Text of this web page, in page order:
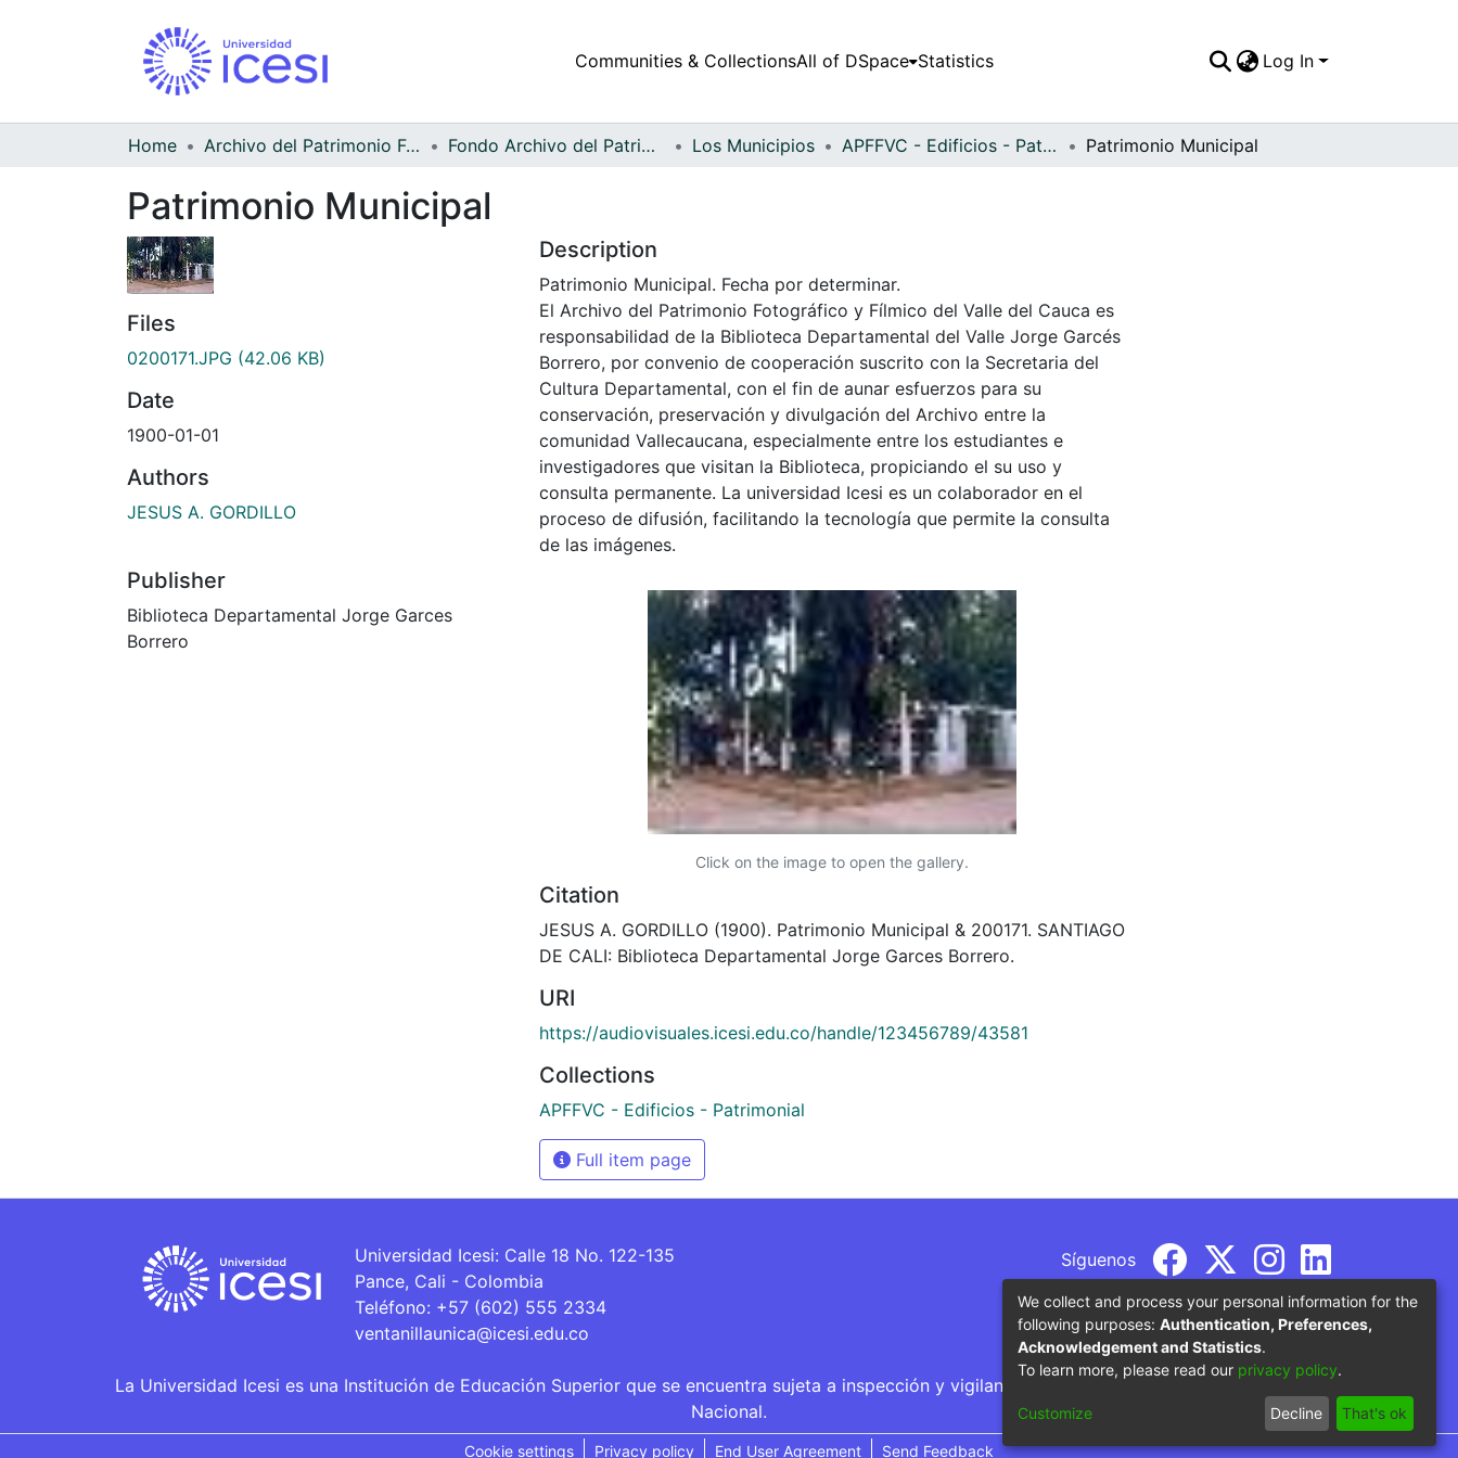
Communities & CollectionsAll of DSpace Statistics Log In
Home Archivo del Patrimonio Fotográfico y Fílmico del Valle del Cauca Fondo Archivo del Patrimonio Fotográfico y Fílmico del Valle del Cauca Los Municipios APFFVC - Edificios - Patrimonial Patrimonio Municipal
Patrimonio Municipal
Files
0200171.JPG (42.06 KB)
Date
1900-01-01
Authors
JESUS A. GORDILLO
Publisher
Biblioteca Departamental Jorge Garces
Borrero
Description
Patrimonio Municipal. Fecha por determinar.
El Archivo del Patrimonio Fotográfico y Fílmico del Valle del Cauca es
responsabilidad de la Biblioteca Departamental del Valle Jorge Garcés
Borrero, por convenio de cooperación suscrito con la Secretaria del
Cultura Departamental, con el fin de aunar esfuerzos para su
conservación, preservación y divulgación del Archivo entre la
comunidad Vallecaucana, especialmente entre los estudiantes e
investigadores que visitan la Biblioteca, propiciando el su uso y
consulta permanente. La universidad Icesi es un colaborador en el
proceso de difusión, facilitando la tecnología que permite la consulta
de las imágenes.
Click on the image to open the gallery.
Citation
JESUS A. GORDILLO (1900). Patrimonio Municipal & 200171. SANTIAGO
DE CALI: Biblioteca Departamental Jorge Garces Borrero.
URI
https://audiovisuales.icesi.edu.co/handle/123456789/43581
Collections
APFFVC - Edificios - Patrimonial
Full item page
Universidad Icesi: Calle 18 No. 122-135
Pance, Cali - Colombia
Teléfono: +57 (602) 555 2334
ventanillaunica@icesi.edu.co
Síguenos
La Universidad Icesi es una Institución de Educación Superior que se encuentra sujeta a inspección y vigilancia por parte del Ministerio de Educación
Nacional.
Cookie settings Privacy policy End User Agreement Send Feedback
We collect and process your personal information for the
following purposes: Authentication, Preferences,
Acknowledgement and Statistics.
To learn more, please read our privacy policy.
Customize Decline That's ok